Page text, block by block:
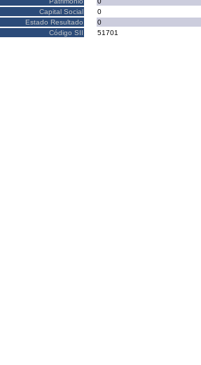
Capital Social
0
Estado Resultado
0
Código SII
51701